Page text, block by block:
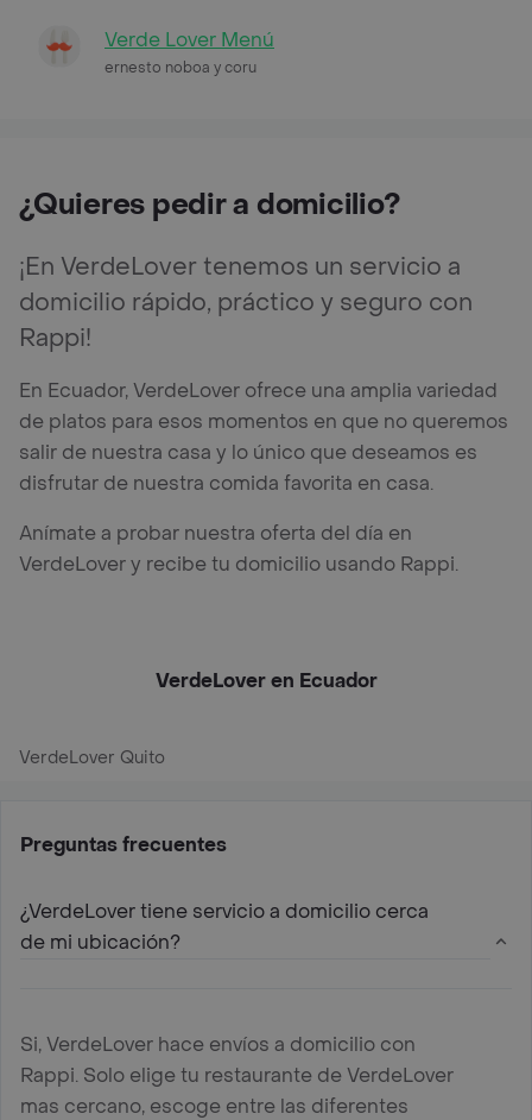
Verde Lover Menú
ernesto noboa y coru
¿Quieres pedir a domicilio?
¡En VerdeLover tenemos un servicio a
domicilio rápido, práctico y seguro con
Rappi!
En Ecuador, VerdeLover ofrece una amplia variedad
de platos para esos momentos en que no queremos
salir de nuestra casa y lo único que deseamos es
disfrutar de nuestra comida favorita en casa.
Anímate a probar nuestra oferta del día en
VerdeLover y recibe tu domicilio usando Rappi.
VerdeLover en Ecuador
VerdeLover Quito
Preguntas frecuentes
¿VerdeLover tiene servicio a domicilio cerca
de mi ubicación?
Si, VerdeLover hace envíos a domicilio con
Rappi. Solo elige tu restaurante de VerdeLover
mas cercano, escoge entre las diferentes